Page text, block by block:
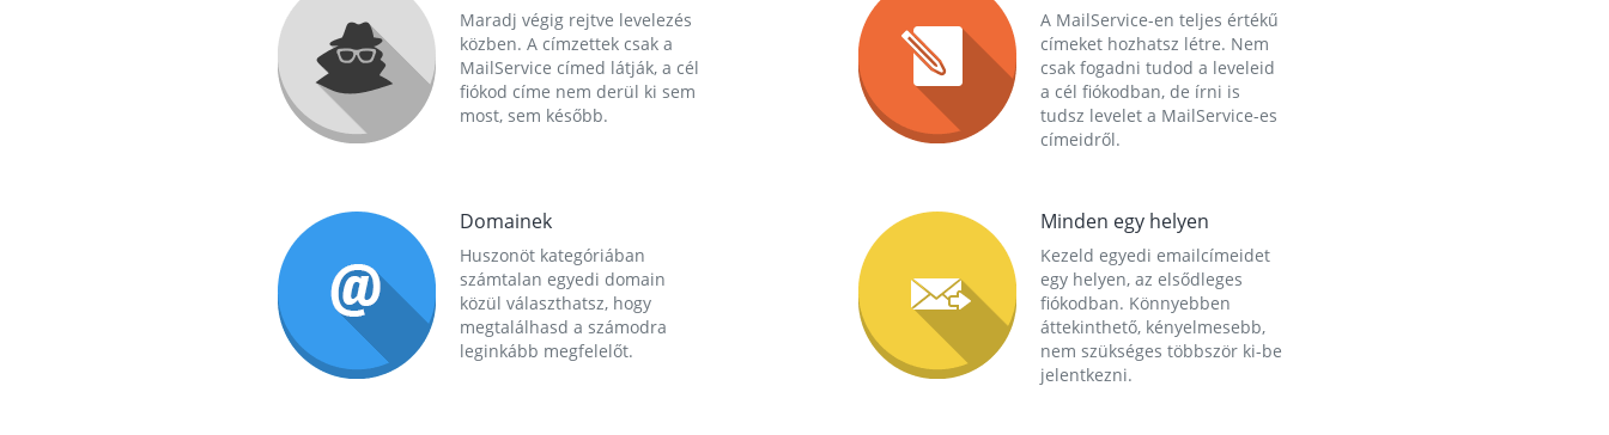
Maradj végig rejtve levelezés
közben. A címzettek csak a
MailService címed látják, a cél
fiókod címe nem derül ki sem
most, sem később.
A MailService-en teljes értékű
címeket hozhatsz létre. Nem
csak fogadni tudod a leveleid
a cél fiókodban, de írni is
tudsz levelet a MailService-es
címeidről.
Domainek
Huszonöt kategóriában
számtalan egyedi domain
közül választhatsz, hogy
megtalálhasd a számodra
leginkább megfelelőt.
Minden egy helyen
Kezeld egyedi emailcímeidet
egy helyen, az elsődleges
fiókodban. Könnyebben
áttekinthető, kényelmesebb,
nem szükséges többször ki-be
jelentkezni.